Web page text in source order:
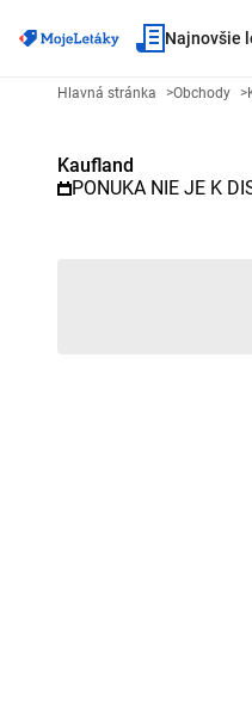
Najnovšie
Reklamný
Hlavná stránka >Obchody >
Kaufland
PONUKA NIE JE K